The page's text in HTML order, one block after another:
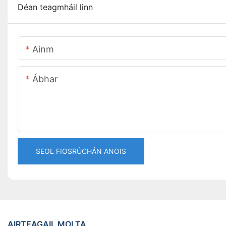
Déan teagmháil linn
Ainm
Ábhar
SEOL FIOSRÚCHÁN ANOIS
AIRTEAGAIL MOLTA